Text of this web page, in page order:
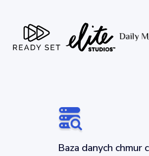
Baza danych chmur